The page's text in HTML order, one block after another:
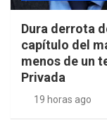
Dura derrota
capítulo del
menos de un
Privada
19 horas ago